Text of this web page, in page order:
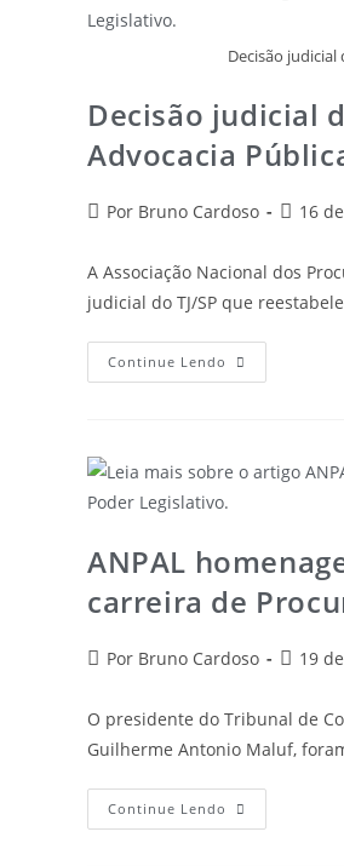
Decisão judicial
Decisão judicial
Advocacia
Por Bruno Cardoso 16
A Associação Nacional dos
judicial do TJ/SP que
Continue Lendo
ANPAL
carreira de
Por Bruno Cardoso 19
O presidente do Tribunal de
Guilherme Antonio Maluf,
Continue Lendo